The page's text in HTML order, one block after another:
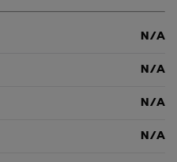
N/A
N/A
N/A
N/A